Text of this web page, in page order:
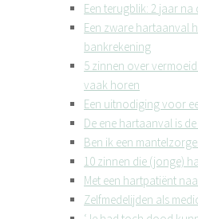
Een terugblik: 2 jaar
Een zware hartaanval
bankrekening
5 zinnen over
vaak horen
Een uitnodiging voor
De ene hartaanval is
Ben ik een
10 zinnen die (jonge)
Met een hartpatiënt
Zelfmedelijden als